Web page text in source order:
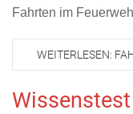
Fahrten im
WEITERLESEN: